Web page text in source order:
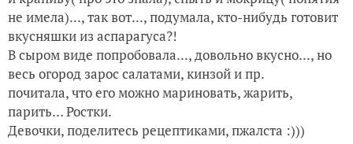
не имела)..., так вот..., подумала, кто-нибудь готовит
вкусняшки из аспарагуса?!
В сыром виде попробовала..., довольно вкусно..., но
весь огород зарос салатами, кинзой и пр.
почитала, что его можно мариновать, жарить,
парить… Ростки.
Девочки, поделитесь рецептиками, пжалста :)))